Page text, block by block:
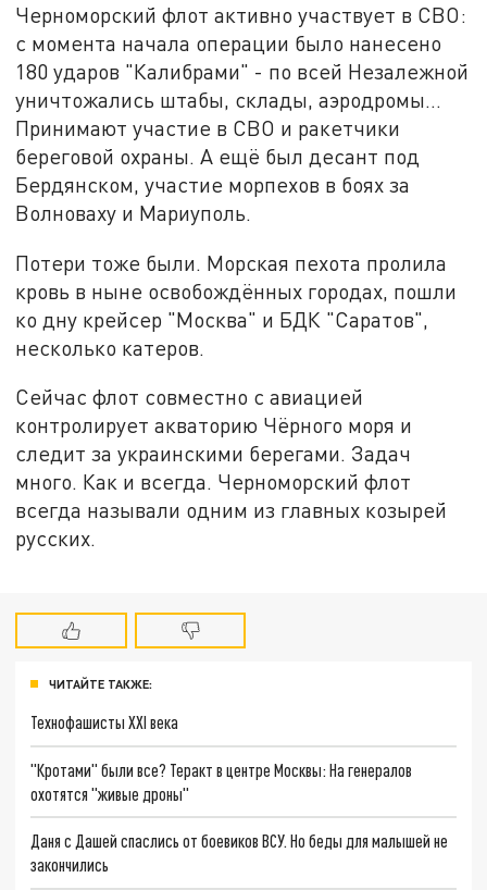
Черноморский флот активно участвует в СВО:
с момента начала операции было нанесено
180 ударов "Калибрами" - по всей Незалежной
уничтожались штабы, склады, аэродромы…
Принимают участие в СВО и ракетчики
береговой охраны. А ещё был десант под
Бердянском, участие морпехов в боях за
Волноваху и Мариуполь.
Потери тоже были. Морская пехота пролила
кровь в ныне освобождённых городах, пошли
ко дну крейсер "Москва" и БДК "Саратов",
несколько катеров.
Сейчас флот совместно с авиацией
контролирует акваторию Чёрного моря и
следит за украинскими берегами. Задач
много. Как и всегда. Черноморский флот
всегда называли одним из главных козырей
русских.
ЧИТАЙТЕ ТАКЖЕ:
Технофашисты XXI века
"Кротами" были все? Теракт в центре Москвы: На генералов
охотятся "живые дроны"
Даня с Дашей спаслись от боевиков ВСУ. Но беды для малышей не
закончились